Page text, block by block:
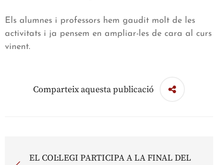
Els alumnes i professors hem gaudit molt de les
activitats i ja pensem en ampliar-les de cara al curs
vinent.
Comparteix aquesta publicació
EL COL·LEGI PARTICIPA A LA FINAL DEL